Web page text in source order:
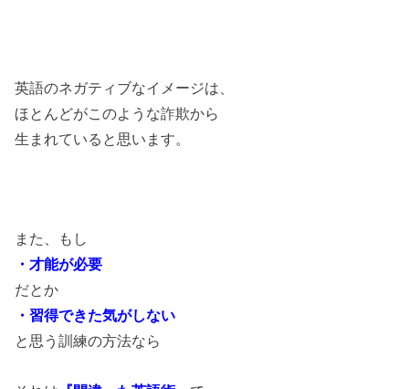
英語のネガティブなイメージは、
ほとんどがこのような詐欺から
生まれていると思います。
また、もし
・才能が必要
だとか
・習得できた気がしない
と思う訓練の方法なら